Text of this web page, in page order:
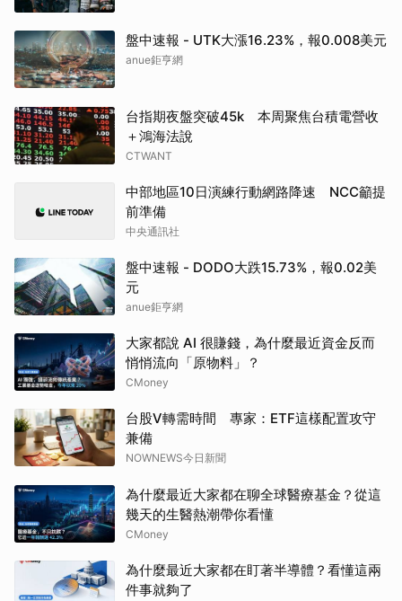
盤中速報 - UTK大漲16.23%，報0.008美元
anue鉅亨網
台指期夜盤突破45k 本周聚焦台積電營收
＋鴻海法說
CTWANT
中部地區10日演練行動網路降速 NCC籲提
前準備
中央通訊社
盤中速報 - DODO大跌15.73%，報0.02美
元
anue鉅亨網
大家都說 AI 很賺錢，為什麼最近資金反而
悄悄流向「原物料」？
CMoney
台股V轉需時間 專家：ETF這樣配置攻守
兼備
NOWNEWS今日新聞
為什麼最近大家都在聊全球醫療基金？從這
幾天的生醫熱潮帶你看懂
CMoney
為什麼最近大家都在盯著半導體？看懂這兩
件事就夠了